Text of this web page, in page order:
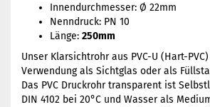
Innendurchmesser: Ø 22mm
Nenndruck: PN 10
Länge: 250mm
Unser Klarsichtrohr aus PVC-U (Hart-
Verwendung als Sichtglas oder als
Das PVC Druckrohr transparent ist
DIN 4102 bei 20°C und Wasser als